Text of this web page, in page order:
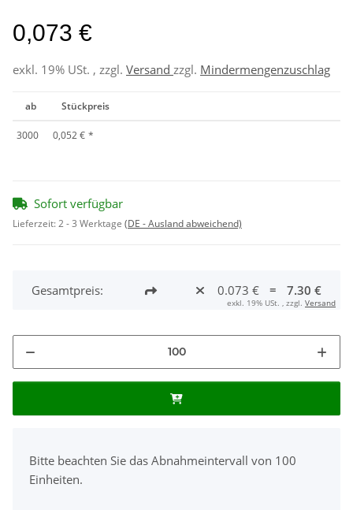
0,073 €
exkl. 19% USt. , zzgl. Versand zzgl. Mindermengenzuschlag
ab Stückpreis
3000 0,052 € *
Sofort verfügbar
Lieferzeit:2 - 3 Werktage (DE - Ausland abweichend)
Gesamtpreis: 0.073 € = 7.30 €
exkl. 19% USt. , zzgl. Versand
Bitte beachten Sie das Abnahmeintervall von 100
Einheiten.